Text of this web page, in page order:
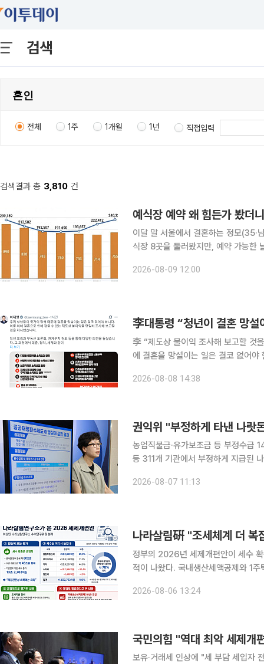
검색
전체 1주 1개월 1년 직접입력
검색결과 총 3,810 건
예식장 예약 왜 힘든가 봤
이달 말 서울에서 결혼하는 정모(35·
식장 8곳을 둘러봤지만, 예약 가능한
씨는 “인기 있는 예식장은 1년 전에도
2026-08-09 12:00
李대통령 “청년이 결혼 망설
李 “제도상 불이익 조사해 보고할 것을 지시” 이재명 대통령이 8일 "우리 청년들
에 결혼을 망설이는 일은 결코 없어야 한다"고 강조했다. 이 대통
상 불이익을 면밀히 조사해 보고할 것
2026-08-08 14:38
권익위 "부정하게 타낸 나
농업직불금·유가보조금 등 부정수급 14만여 건 적발 지난해 중앙행정
등 311개 기관에서 부정하게 지급된 나랏돈
2026-08-07 11:13
나라살림硏 "조세체계 더 복
정부의 2026년 세제개편안이 세수
적이 나왔다. 국내생산세액공제와 1
전, 복잡해진 조세체계' 보고서에서
2026-08-06 13:24
국민의힘 "역대 최악 세제
보유·거래세 인상에 "세 부담 세입자